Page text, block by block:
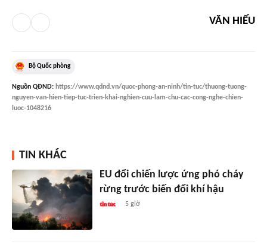
VĂN HIẾU
Bộ Quốc phòng
Nguồn QĐND: https://www.qdnd.vn/quoc-phong-an-ninh/tin-tuc/thuong-tuong-
nguyen-van-hien-tiep-tuc-trien-khai-nghien-cuu-lam-chu-cac-cong-nghe-chien-
luoc-1048216
TIN KHÁC
EU đổi chiến lược ứng phó cháy
rừng trước biến đổi khí hậu
5 giờ